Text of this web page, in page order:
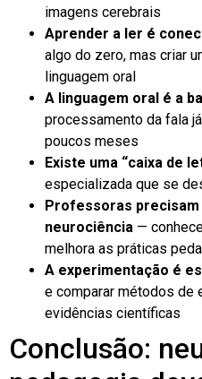
imagens cerebrais
Aprender a ler é
algo do zero, mas criar
linguagem oral
A linguagem oral é a
processamento da fala
poucos meses
Existe uma “caixa de
especializada que se
Professoras
neurociência —
melhora as práticas
A experimentação é
e comparar métodos de
evidências científicas
Conclusão: